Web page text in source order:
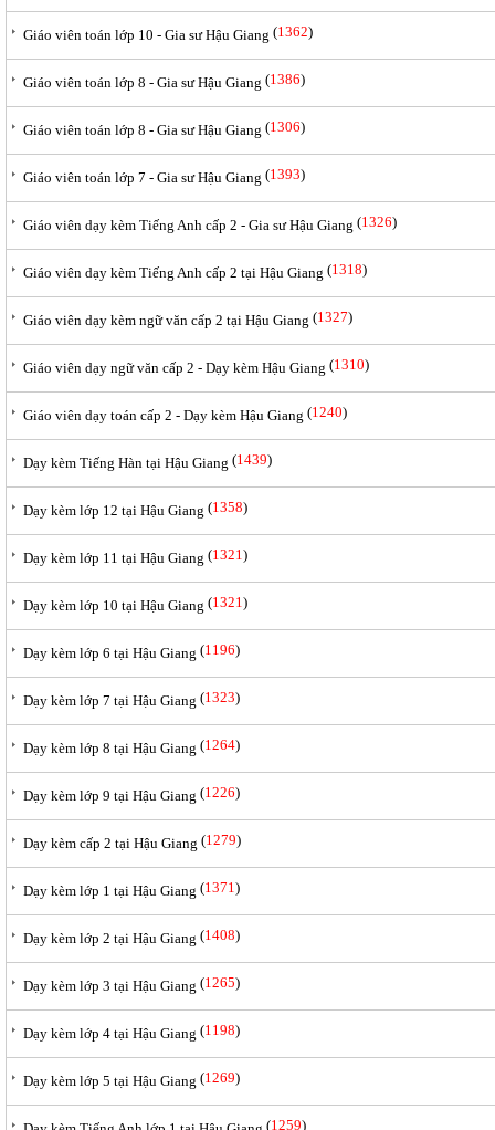
Giáo viên toán lớp 10 - Gia sư Hậu Giang (1362)
Giáo viên toán lớp 8 - Gia sư Hậu Giang (1386)
Giáo viên toán lớp 8 - Gia sư Hậu Giang (1306)
Giáo viên toán lớp 7 - Gia sư Hậu Giang (1393)
Giáo viên dạy kèm Tiếng Anh cấp 2 - Gia sư Hậu Giang (1326)
Giáo viên dạy kèm Tiếng Anh cấp 2 tại Hậu Giang (1318)
Giáo viên dạy kèm ngữ văn cấp 2 tại Hậu Giang (1327)
Giáo viên dạy ngữ văn cấp 2 - Dạy kèm Hậu Giang (1310)
Giáo viên dạy toán cấp 2 - Dạy kèm Hậu Giang (1240)
Dạy kèm Tiếng Hàn tại Hậu Giang (1439)
Dạy kèm lớp 12 tại Hậu Giang (1358)
Dạy kèm lớp 11 tại Hậu Giang (1321)
Dạy kèm lớp 10 tại Hậu Giang (1321)
Dạy kèm lớp 6 tại Hậu Giang (1196)
Dạy kèm lớp 7 tại Hậu Giang (1323)
Dạy kèm lớp 8 tại Hậu Giang (1264)
Dạy kèm lớp 9 tại Hậu Giang (1226)
Dạy kèm cấp 2 tại Hậu Giang (1279)
Dạy kèm lớp 1 tại Hậu Giang (1371)
Dạy kèm lớp 2 tại Hậu Giang (1408)
Dạy kèm lớp 3 tại Hậu Giang (1265)
Dạy kèm lớp 4 tại Hậu Giang (1198)
Dạy kèm lớp 5 tại Hậu Giang (1269)
(1259)